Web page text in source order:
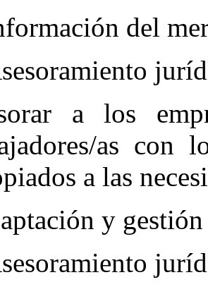
del
a los
as con
a las
y